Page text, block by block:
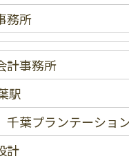
務所
計事務所
駅
千葉プランテーショ
計